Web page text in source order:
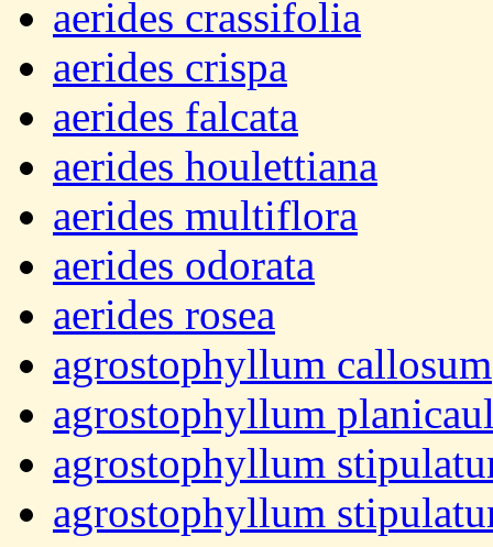
aerides crassifolia
aerides crispa
aerides falcata
aerides houlettiana
aerides multiflora
aerides odorata
aerides rosea
agrostophyllum callosum
agrostophyllum
agrostophyllum
agrostophyllum